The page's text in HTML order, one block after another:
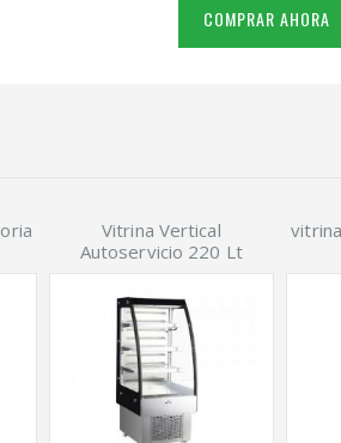
COMPRAR AHORA
Vitrina Vertical
Autoservicio 220 Lt